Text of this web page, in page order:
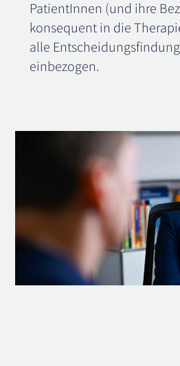
PatientInnen (und ihre
konsequent in die
alle
einbezogen.